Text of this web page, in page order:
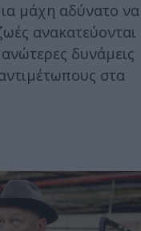
μάχη αδύνατο να
ανακατεύονται
δυνάμεις
στα